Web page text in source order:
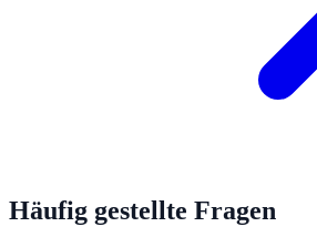
Häufig gestellte Fragen